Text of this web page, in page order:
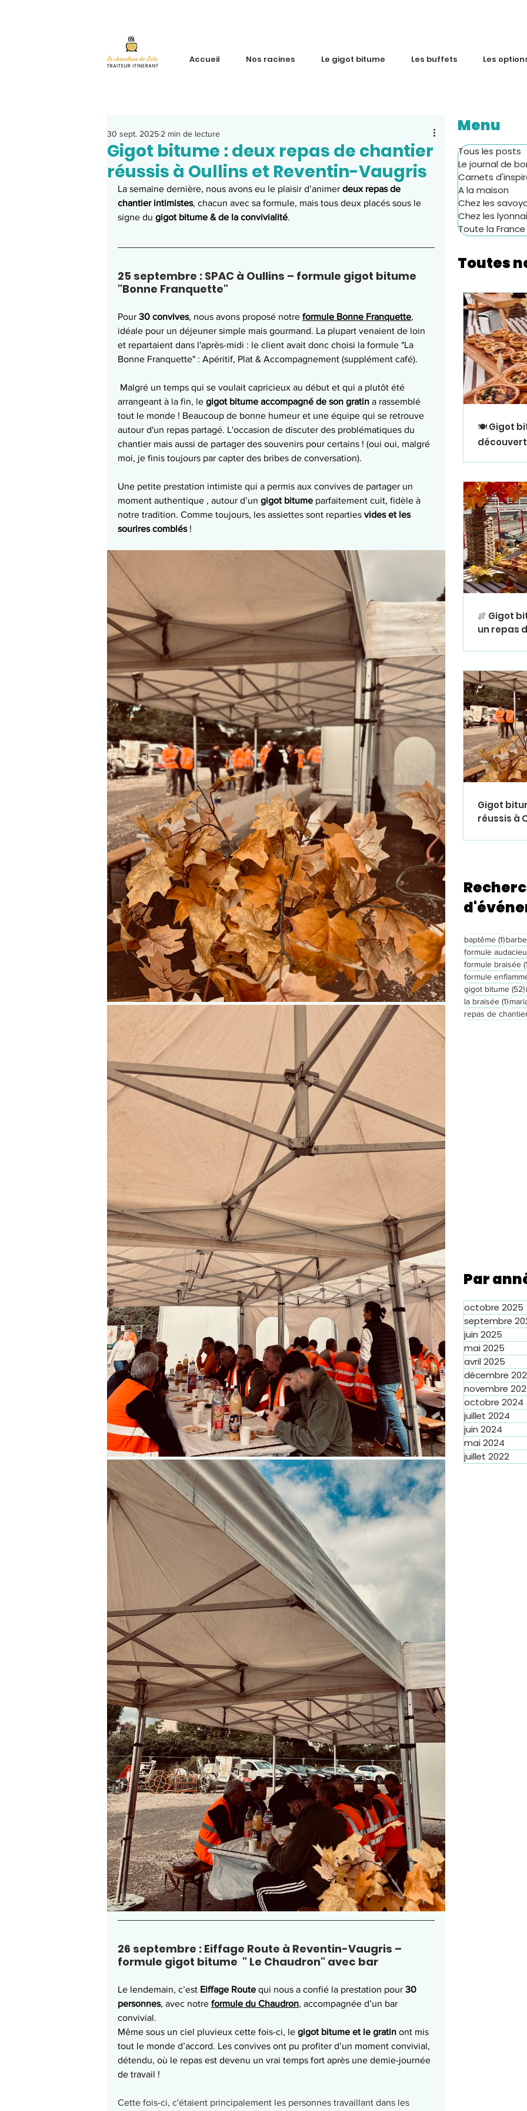
Accueil Nos racines Le gigot bitume Les buffets Les
Gigot bitume : deux repas de chantier
réussis à Oullins et Reventin-Vaugris
30 sept. 2025 2 min de lecture
La semaine dernière, nous avons eu le plaisir d’animer deux repas de
chantier intimistes, chacun avec sa formule, mais tous deux placés sous le
signe du gigot bitume & de la convivialité.
25 septembre : SPAC à Oullins – formule gigot bitume
"Bonne Franquette"
Pour 30 convives, nous avons proposé notre formule Bonne Franquette,
idéale pour un déjeuner simple mais gourmand. La plupart venaient de loin
et repartaient dans l'après-midi : le client avait donc choisi la formule "La
Bonne Franquette" : Apéritif, Plat & Accompagnement (supplément café).
arrangeant à la fin, le gigot bitume accompagné de son gratin a rassemblé
tout le monde ! Beaucoup de bonne humeur et une équipe qui se retrouve
autour d'un repas partagé. L'occasion de discuter des problématiques du
chantier mais aussi de partager des souvenirs pour certains ! (oui oui, malgré
moi, je finis toujours par capter des bribes de conversation).
Une petite prestation intimiste qui a permis aux convives de partager un
moment authentique , autour d’un gigot bitume parfaitement cuit, fidèle à
notre tradition. Comme toujours, les assiettes sont reparties vides et les
sourires comblés !
26 septembre : Eiffage Route à Reventin-Vaugris –
formule gigot bitume  " Le Chaudron" avec bar
Le lendemain, c’est Eiffage Route qui nous a confié la prestation pour 30
personnes, avec notre formule du Chaudron, accompagnée d’un bar
convivial.
Même sous un ciel pluvieux cette fois-ci, le gigot bitume et le gratin ont mis
tout le monde d’accord. Les convives ont pu profiter d’un moment convivial,
détendu, où le repas est devenu un vrai temps fort après une demie-journée
de travail !
Cette fois-ci, c'étaient principalement les personnes travaillant dans les
Menu
Tous les posts
Le journal de
Carnets
A la maison
Chez les
Chez les
Toute la France
Toutes
🍽️ Gigot
🍖 Gigot
un repas
Gigot
réussis à
baptême (1)1 post
formule
formule braisée
formule
gigot bitume (52)
la braisée (1)1
repas de
Par
octobre 2025
septembre
juin 2025
mai 2025
avril 2025
décembre
novembre
octobre 2024
juillet 2024
juin 2024
mai 2024
juillet 2022